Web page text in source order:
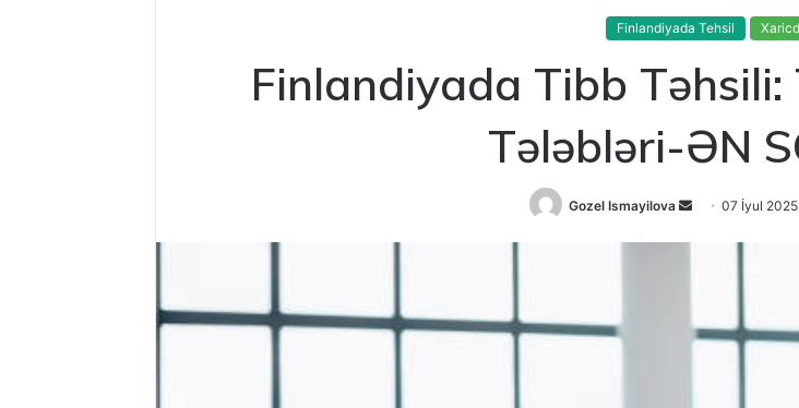
Finlandiyada Tehsil
Finlandiyada Tibb Təhsili:
Tələbləri-ƏN
Gozel Ismayilova
Send07 İyul 2025